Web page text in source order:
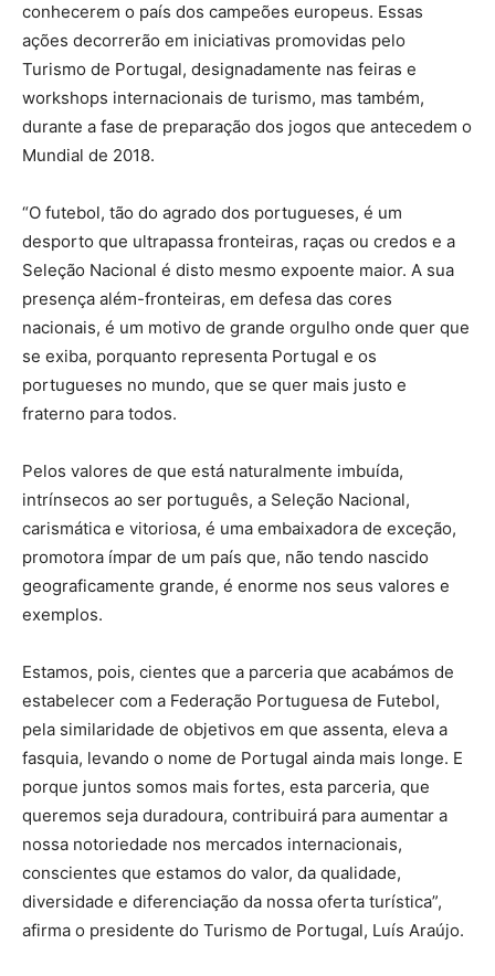
conhecerem o país dos campeões europeus. Essas
ações decorrerão em iniciativas promovidas pelo
Turismo de Portugal, designadamente nas feiras e
workshops internacionais de turismo, mas também,
durante a fase de preparação dos jogos que antecedem o
Mundial de 2018.
“O futebol, tão do agrado dos portugueses, é um
desporto que ultrapassa fronteiras, raças ou credos e a
Seleção Nacional é disto mesmo expoente maior. A sua
presença além-fronteiras, em defesa das cores
nacionais, é um motivo de grande orgulho onde quer que
se exiba, porquanto representa Portugal e os
portugueses no mundo, que se quer mais justo e
fraterno para todos.
Pelos valores de que está naturalmente imbuída,
intrínsecos ao ser português, a Seleção Nacional,
carismática e vitoriosa, é uma embaixadora de exceção,
promotora ímpar de um país que, não tendo nascido
geograficamente grande, é enorme nos seus valores e
exemplos.
Estamos, pois, cientes que a parceria que acabámos de
estabelecer com a Federação Portuguesa de Futebol,
pela similaridade de objetivos em que assenta, eleva a
fasquia, levando o nome de Portugal ainda mais longe. E
porque juntos somos mais fortes, esta parceria, que
queremos seja duradoura, contribuirá para aumentar a
nossa notoriedade nos mercados internacionais,
conscientes que estamos do valor, da qualidade,
diversidade e diferenciação da nossa oferta turística”,
afirma o presidente do Turismo de Portugal, Luís Araújo.